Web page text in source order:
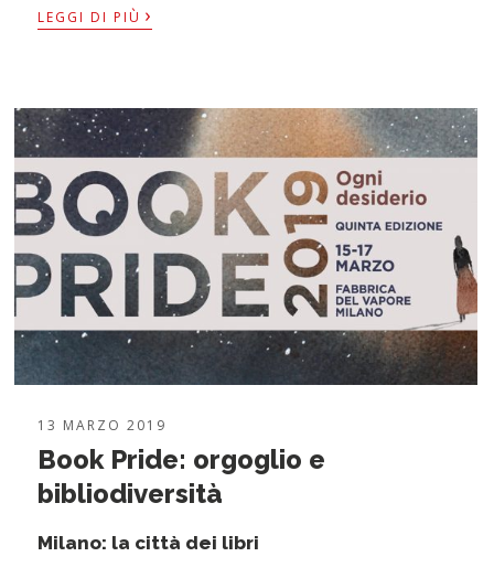
LEGGI DI PIÙ ›
13 MARZO 2019
Book Pride: orgoglio e
bibliodiversità
Milano: la città dei libri